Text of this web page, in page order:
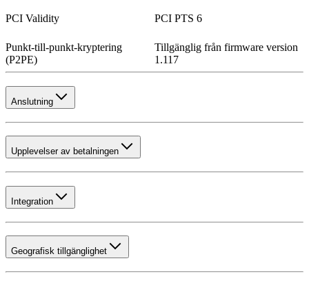
PCI Validity PCI PTS 6
Punkt-till-punkt-kryptering
(P2PE)
Tillgänglig från firmware version
1.117
Anslutning
Upplevelser av betalningen
Integration
Geografisk tillgänglighet